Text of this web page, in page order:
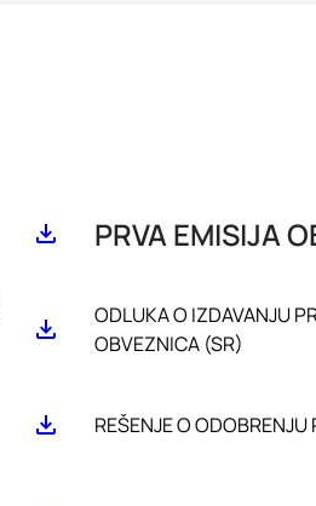
PRVA EMISIJA
ODLUKA O IZDAVANJU
OBVEZNICA (SR)
REŠENJE O